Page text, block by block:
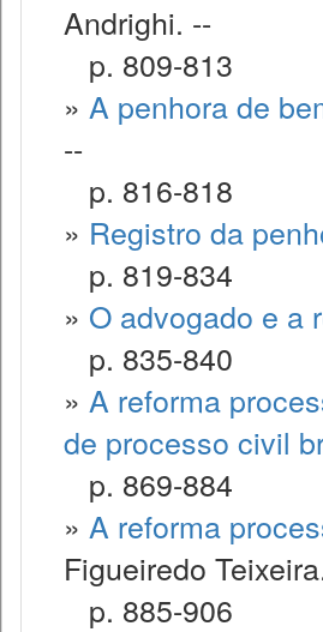
Andrighi. --
p. 809-813
» A penhora de
--
p. 816-818
» Registro da
p. 819-834
» O advogado e a
p. 835-840
» A reforma
de processo civil
p. 869-884
» A reforma
Figueiredo
p. 885-906